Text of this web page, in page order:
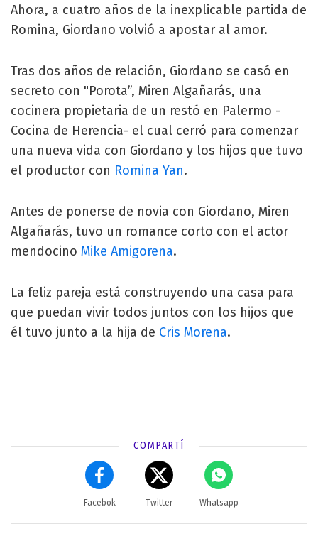
Ahora, a cuatro años de la inexplicable partida de
Romina, Giordano volvió a apostar al amor.
Tras dos años de relación, Giordano se casó en
secreto con "Porota”, Miren Algañarás, una
cocinera propietaria de un restó en Palermo -
Cocina de Herencia- el cual cerró para comenzar
una nueva vida con Giordano y los hijos que tuvo
el productor con Romina Yan.
Antes de ponerse de novia con Giordano, Miren
Algañarás, tuvo un romance corto con el actor
mendocino Mike Amigorena.
La feliz pareja está construyendo una casa para
que puedan vivir todos juntos con los hijos que
él tuvo junto a la hija de Cris Morena.
COMPARTÍ
Facebok Twitter Whatsapp